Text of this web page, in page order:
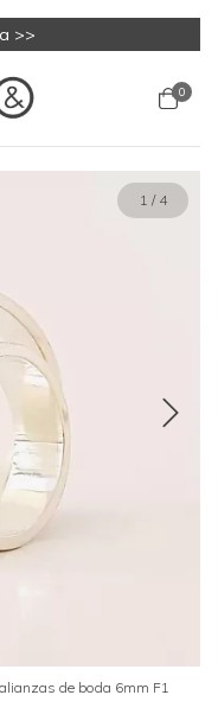
>>
0
1 / 4
de boda 6mm F1